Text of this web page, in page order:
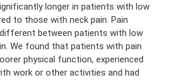
longer in patients with low
to those with neck pain. Pain
between patients with low
We found that patients with pain
physical function, experienced
work or other activities and had